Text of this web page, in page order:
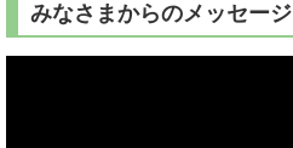
みなさまからのメッセージ